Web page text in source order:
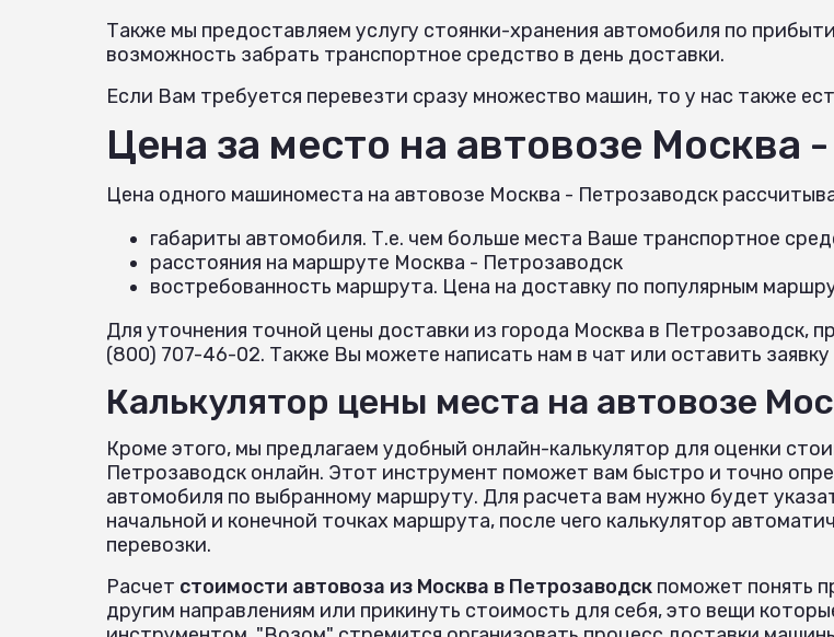
Также мы предоставляем услугу стоянки-хранения автомобиля по
возможность забрать транспортное средство в день доставки.
Если Вам требуется перевезти сразу множество машин, то у нас также
Цена за место на автовозе Москва
Цена одного машиноместа на автовозе Москва - Петрозаводск
габариты автомобиля. Т.е. чем больше места Ваше транспортное
расстояния на маршруте Москва - Петрозаводск
востребованность маршрута. Цена на доставку по популярным
Для уточнения точной цены доставки из города Москва в Петрозаводск,
(800) 707-46-02. Также Вы можете написать нам в чат или оставить заявку
Калькулятор цены места на автовозе
Кроме этого, мы предлагаем удобный онлайн-калькулятор для оценки
Петрозаводск онлайн. Этот инструмент поможет вам быстро и точно
автомобиля по выбранному маршруту. Для расчета вам нужно будет
начальной и конечной точках маршрута, после чего калькулятор
перевозки.
Расчет стоимости автовоза из Москва в Петрозаводск поможет понять
другим направлениям или прикинуть стоимость для себя, это вещи